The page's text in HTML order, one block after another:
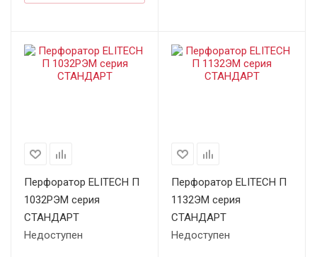
Перфоратор ELITECH П
1032РЭМ серия
СТАНДАРТ
Недоступен
Перфоратор ELITECH П
1132ЭМ серия
СТАНДАРТ
Недоступен